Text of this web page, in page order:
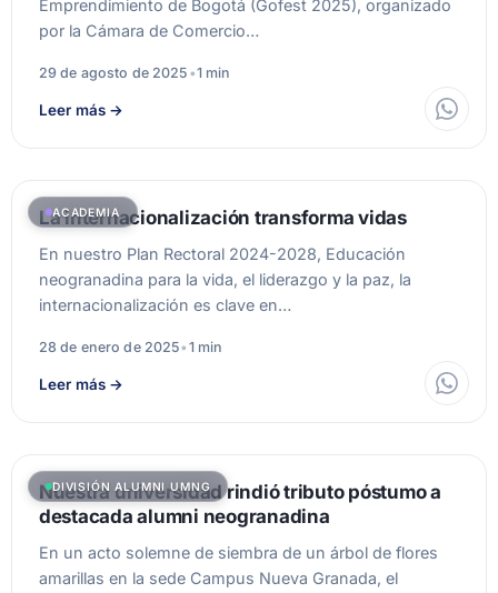
Emprendimiento de Bogotá (Gofest 2025), organizado
por la Cámara de Comercio…
29 de agosto de 2025 •1 min
Leer más →
ACADEMIA
La internacionalización transforma vidas
En nuestro Plan Rectoral 2024-2028, Educación
neogranadina para la vida, el liderazgo y la paz, la
internacionalización es clave en…
28 de enero de 2025• 1 min
Leer más →
DIVISIÓN ALUMNI UMNG
Nuestra universidad rindió tributo póstumo a
destacada alumni neogranadina
En un acto solemne de siembra de un árbol de flores
amarillas en la sede Campus Nueva Granada, el